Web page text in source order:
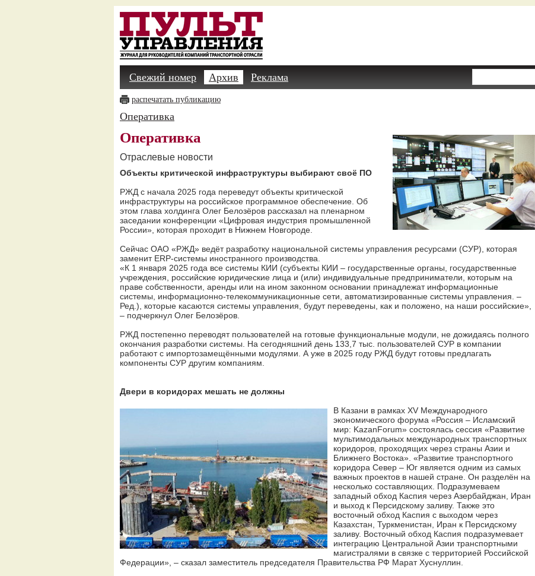
Свежий номер Архив Реклама
распечатать публикацию
Оперативка
Оперативка
Отраслевые новости
Объекты критической инфраструктуры выбирают своё ПО
РЖД с начала 2025 года переведут объекты критической
инфраструктуры на российское программное обеспечение. Об
этом глава холдинга Олег Белозёров рассказал на пленарном
заседании конференции «Цифровая индустрия промышленной
России», которая проходит в Нижнем Новгороде.
Сейчас ОАО «РЖД» ведёт разработку национальной системы управления ресурсами (СУР), которая
заменит ERP-системы иностранного производства.
«К 1 января 2025 года все системы КИИ (субъекты КИИ – государственные органы, государственные
учреждения, российские юридические лица и (или) индивидуальные предприниматели, которым на
праве собственности, аренды или на ином законном основании принадлежат информационные
системы, информационно-телекоммуникационные сети, автоматизированные системы управления. –
Ред.), которые касаются системы управления, будут переведены, как и положено, на наши российские»,
– подчеркнул Олег Белозёров.
РЖД постепенно переводят пользователей на готовые функциональные модули, не дожидаясь полного
окончания разработки системы. На сегодняшний день 133,7 тыс. пользователей СУР в компании
работают с импортозамещёнными модулями. А уже в 2025 году РЖД будут готовы предлагать
компоненты СУР другим компаниям.
Двери в коридорах мешать не должны
В Казани в рамках XV Международного
экономического форума «Россия – Исламский
мир: KazanForum» состоялась сессия «Развитие
мультимодальных международных транспортных
коридоров, проходящих через страны Азии и
Ближнего Востока». «Развитие транспортного
коридора Север – Юг является одним из самых
важных проектов в нашей стране. Он разделён на
несколько составляющих. Подразумеваем
западный обход Каспия через Азербайджан, Иран
и выход к Персидскому заливу. Также это
восточный обход Каспия с выходом через
Казахстан, Туркменистан, Иран к Персидскому
заливу. Восточный обход Каспия подразумевает
интеграцию Центральной Азии транспортными
магистралями в связке с территорией Российской
Федерации», – сказал заместитель председателя Правительства РФ Марат Хуснуллин.